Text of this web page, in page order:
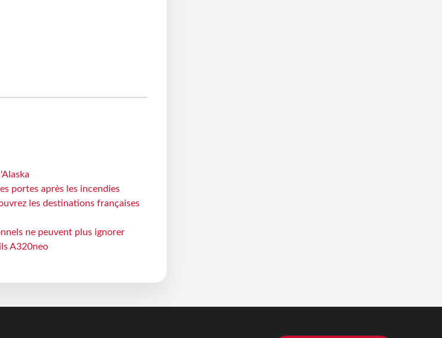
portes après les incendies
les destinations françaises
ne peuvent plus ignorer
A320neo